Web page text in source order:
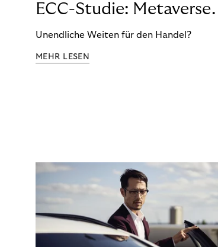
ECC-Studie: Metaverse.
Unendliche Weiten für den Handel?
MEHR LESEN